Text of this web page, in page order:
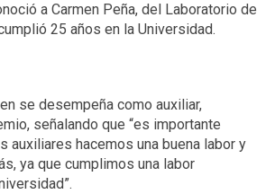
a Carmen Peña, del Laboratorio de
25 años en la Universidad.
se desempeña como auxiliar,
señalando que “es importante
auxiliares hacemos una buena labor y
ya que cumplimos una labor